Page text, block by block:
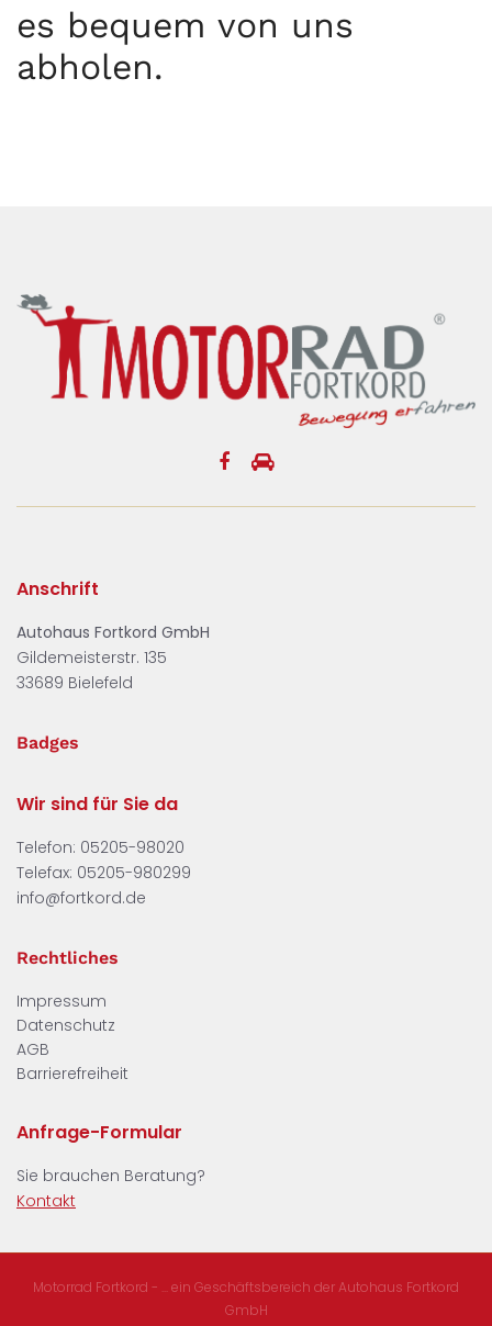
es bequem von uns
abholen.
Anschrift
Autohaus Fortkord GmbH
Gildemeisterstr. 135
33689 Bielefeld
Badges
Wir sind für Sie da
Telefon: 05205-98020
Telefax: 05205-980299
info@fortkord.de
Rechtliches
Impressum
Datenschutz
AGB
Barrierefreiheit
Anfrage-Formular
Sie brauchen Beratung?
Kontakt
Motorrad Fortkord - ... ein Geschäftsbereich der Autohaus Fortkord
GmbH